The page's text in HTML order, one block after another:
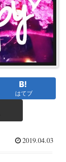
はてブ
2019.04.03